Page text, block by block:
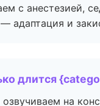
с анестезией,
адаптация и
длится
на